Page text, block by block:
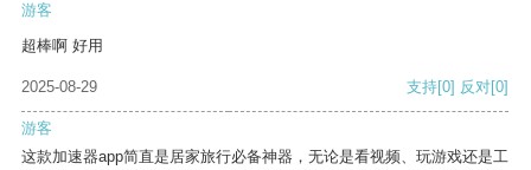
游客
超棒啊 好用
2025-08-29 支持[0] 反对[0]
游客
这款加速器app简直是居家旅行必备神器，无论是看视频、玩游戏还是工